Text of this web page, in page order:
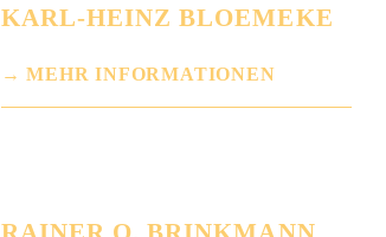
KARL-HEINZ BLOEMEKE
MEHR INFORMATIONEN